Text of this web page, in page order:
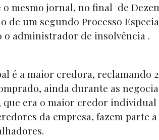
o mesmo jornal, no final de
de um segundo Processo
o administrador de insolvência .
é a maior credora, reclamando
ainda durante as
era o maior credor individual
da empresa, fazem parte